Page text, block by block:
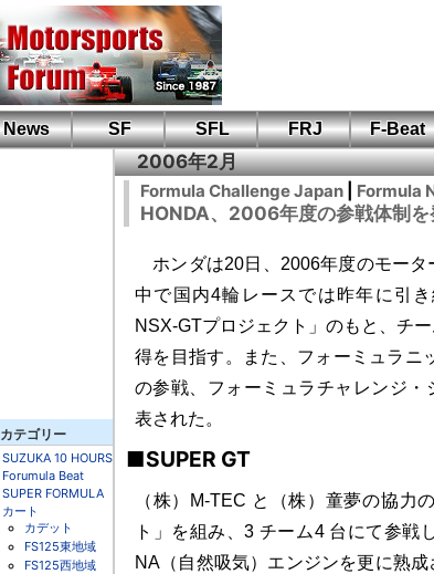
News SF SFL FRJ F-Beat
カテゴリー
SUZUKA 10 HOURS
Forumula Beat
SUPER FORMULA
カート
カデット
FS125東地域
FS125西地域
2006年2月
Formula Challenge Japan Formula
HONDA、2006年度の参戦体制を
ホンダは20日、2006年度のモータ
中で国内4輪レースでは昨年に引
NSX-GTプロジェクト」のもと、チ
得を目指す。また、フォーミュラニ
の参戦、フォーミュラチャレンジ
表された。
■SUPER GT
（株）M-TEC と（株）童夢の協力
ト」を組み、3 チーム4 台にて参戦
NA（自然吸気）エンジンを更に熟